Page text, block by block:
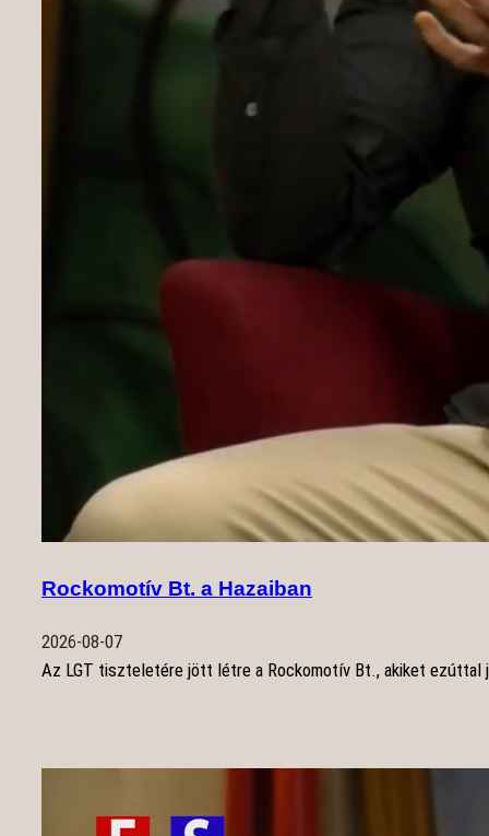
Rockomotív Bt. a Hazaiban
2026-08-07
Az LGT tiszteletére jött létre a Rockomotív Bt., akiket ezúttal